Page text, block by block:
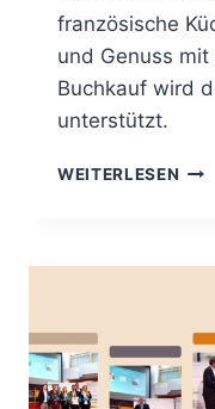
französische
und Genuss
Buchkauf wird
unterstützt.
WEITERLESEN